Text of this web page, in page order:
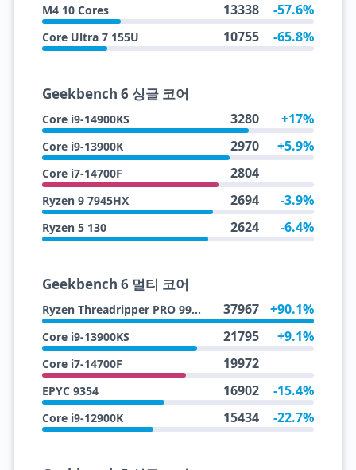
M4 10 Cores 13338 -57.6%
Core Ultra 7 155U 10755 -65.8%
Geekbench 6 싱글 코어
Core i9-14900KS 3280 +17%
Core i9-13900K 2970 +5.9%
Core i7-14700F 2804
Ryzen 9 7945HX 2694 -3.9%
Ryzen 5 130 2624 -6.4%
Geekbench 6 멀티 코어
Ryzen Threadripper PRO 9985WX 37967 +90.1%
Core i9-13900KS 21795 +9.1%
Core i7-14700F 19972
EPYC 9354 16902 -15.4%
Core i9-12900K 15434 -22.7%